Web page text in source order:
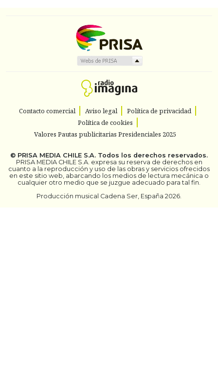
Contacto comercial Aviso legal
Política de privacidad
Política de cookies
Valores Pautas publicitarias Presidenciales 2025
© PRISA MEDIA CHILE S.A. Todos los derechos reservados.
PRISA MEDIA CHILE S.A. expresa su reserva de derechos en
cuanto a la reproducción y uso de las obras y servicios ofrecidos
en este sitio web, abarcando los medios de lectura mecánica o
cualquier otro medio que se juzgue adecuado para tal fin.
Producción musical Cadena Ser, España 2026.